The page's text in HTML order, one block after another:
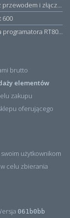
CE3M8P W0952029394 Czujnik położenia tłoka z przewodem i złączem M8, PNP NO, 10...30VDC, 100mA, METALWORK, METAL WORK jak MZT1-0
600
Adapter dedykowany ITE(LQFP128)-->PDIP40 dla programatora RT809H/RT809F (simple)
brutto
elementów
zakupu
oferującego
swoim użytkownikom
celu zbierania
061b0bb